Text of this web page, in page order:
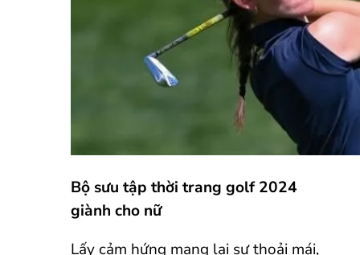
Bộ sưu tập thời trang golf 2024
giành cho nữ
Lấy cảm hứng mang lại sự thoải mái,